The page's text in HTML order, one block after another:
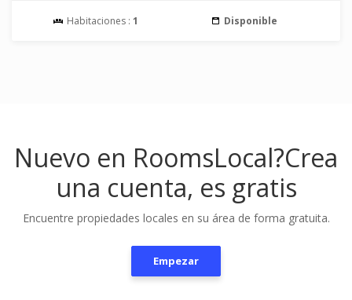
Habitaciones : 1 Disponible
Nuevo en RoomsLocal?Crea
una cuenta, es gratis
Encuentre propiedades locales en su área de forma gratuita.
Empezar